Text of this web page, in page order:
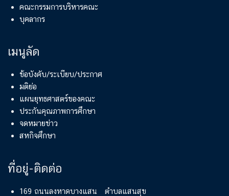
คณะกรรมการบริหารคณะ
บุคลากร
เมนูลัด
ข้อบังคับ/ระเบียบ/ประกาศ
มติย่อ
แผนยุทธศาสตร์ของคณะ
ประกันคุณภาพการศึกษา
จดหมายข่าว
สหกิจศึกษา
ที่อยู่-ติดต่อ
169 ถนนลงหาดบางแสน ตำบลแสนสุข